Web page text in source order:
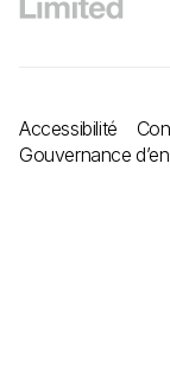
Accessibilité
Gouvernance